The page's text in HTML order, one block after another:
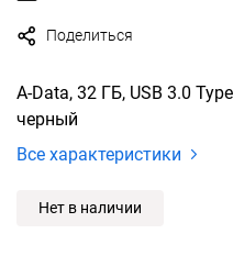
Поделиться
A-Data, 32 ГБ, USB 3.0
черный
Все характеристики
Нет в наличии